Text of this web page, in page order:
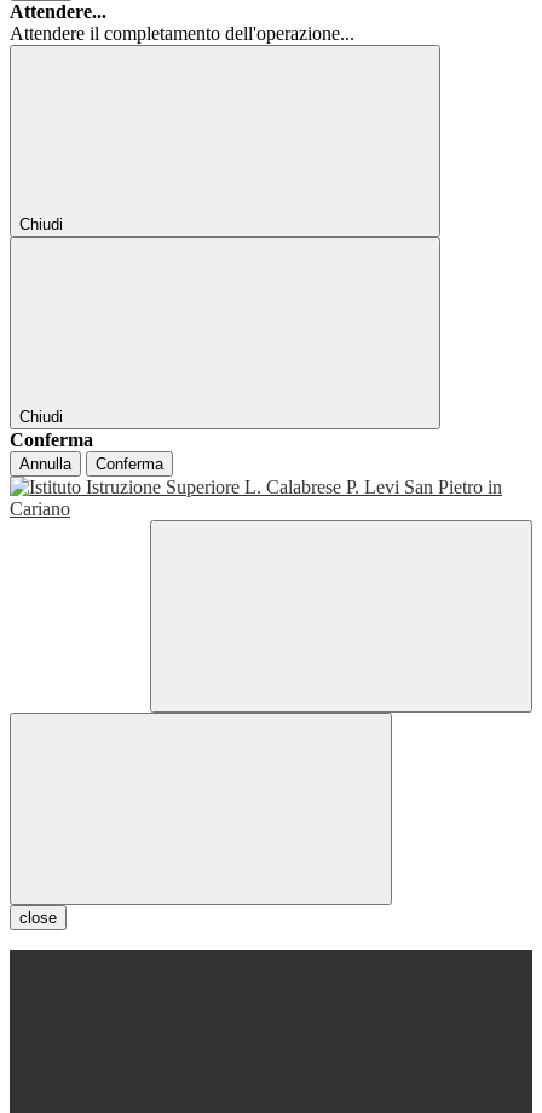
Attendere...
Attendere il completamento dell'operazione...
Chiudi
Chiudi
Conferma
Annulla Conferma
close